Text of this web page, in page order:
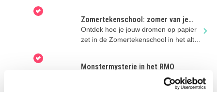
Zomertekenschool: zomer van je
dromen
Ontdek hoe je jouw dromen op papier
zet in de Zomertekenschool in het altijd
Monstermysterie in het RMO
Help zoeken naar het ontsnapte